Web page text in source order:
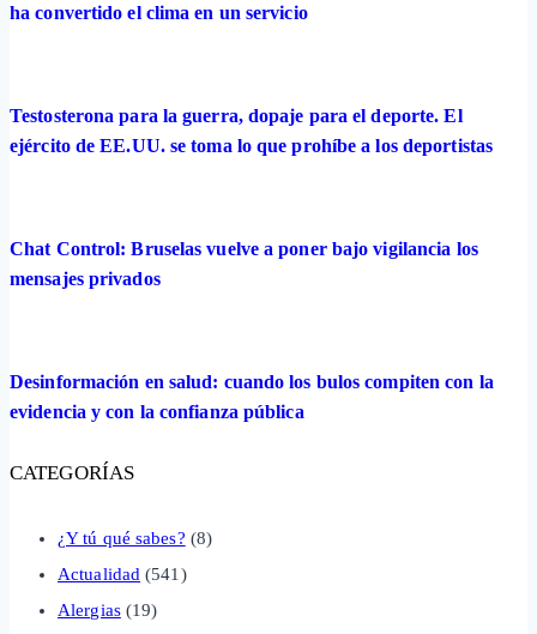
ha convertido el clima en un servicio
Testosterona para la guerra, dopaje para el deporte. El
ejército de EE.UU. se toma lo que prohíbe a los deportistas
Chat Control: Bruselas vuelve a poner bajo vigilancia los
mensajes privados
Desinformación en salud: cuando los bulos compiten con la
evidencia y con la confianza pública
CATEGORÍAS
¿Y tú qué sabes? (8)
Actualidad (541)
Alergias(19)